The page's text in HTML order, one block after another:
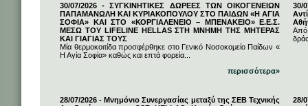
30/07/2026 - ΣΥΓΚΙΝΗΤΙΚΕΣ ΔΩΡΕΕΣ ΤΩΝ ΟΙΚΟΓΕΝΕΙΩΝ
ΠΑΠΑΜΑΝΩΛΗ ΚΑΙ ΚΥΡΙΑΚΟΠΟΥΛΟΥ ΣΤΟ ΠΑΙΔΩΝ «Η ΑΓΙΑ
ΣΟΦΙΑ» ΚΑΙ ΣΤΟ «ΚΟΡΓΙΑΛΕΝΕΙΟ – ΜΠΕΝΑΚΕΙΟ» Ε.Ε.Σ.
ΜΕΣΩ ΤΟΥ LIFELINE HELLAS ΣΤΗ ΜΝΗΜΗ ΤΗΣ ΜΗΤΕΡΑΣ
ΚΑΙ ΓΙΑΓΙΑΣ ΤΟΥΣ
Μία θερμοκοιτίδα προσφέρθηκε στο Γενικό Νοσοκομείο Παίδων «
Η Αγία Σοφία» καθώς και επτά φορεία...
περισσότερα»
30/
Από
28/07/2026 - Μνημόνιο Συνεργασίας μεταξύ της ΣΕΒ Τεχνικής
28/